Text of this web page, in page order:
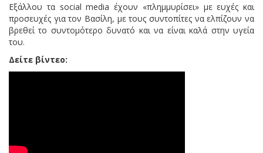
Εξάλλου τα social media έχουν «πλημμυρίσει» με ευχές και
προσευχές για τον Βασίλη, με τους συντοπίτες να ελπίζουν να
βρεθεί το συντομότερο δυνατό και να είναι καλά στην υγεία
του.
Δείτε βίντεο: